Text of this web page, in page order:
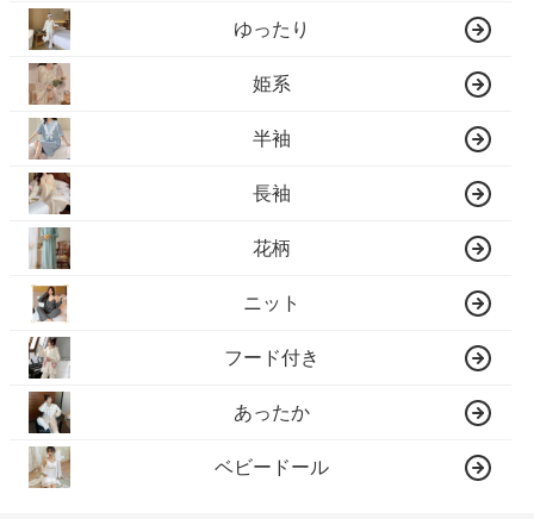
ゆったり
姫系
半袖
長袖
花柄
ニット
フード付き
あったか
ベビードール